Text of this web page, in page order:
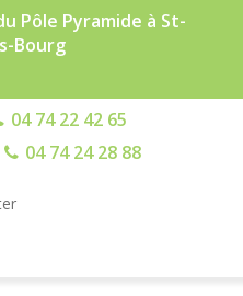
Pôle Pyramide à St-
Bourg
04 74 22 42 65
04 74 24 28 88